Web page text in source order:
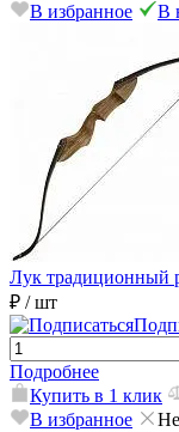
В избранное
В
Лук традиционный
₽ / шт
Подробнее
Купить в 1 клик
В избранное